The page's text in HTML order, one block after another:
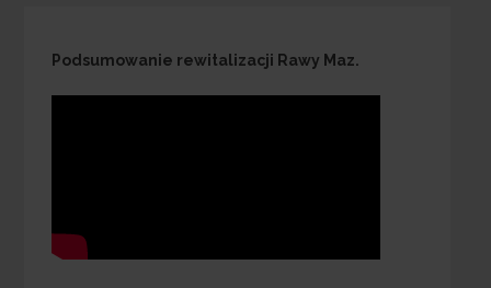
Podsumowanie rewitalizacji Rawy Maz.